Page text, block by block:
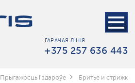
ГАРАЧАЯ ЛІНІЯ
+375 257 636 443
Прыгажосць і здароўе Бритье и стрижка